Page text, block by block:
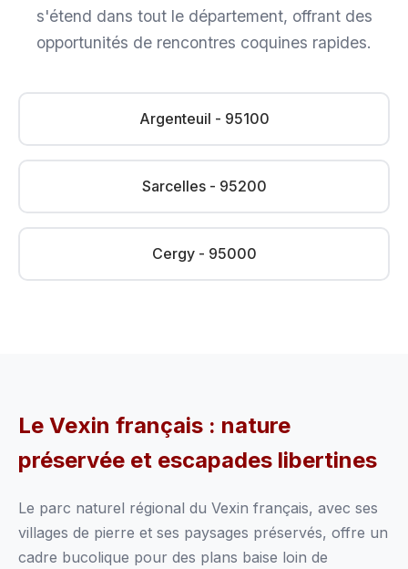
s'étend dans tout le département, offrant des
opportunités de rencontres coquines rapides.
Argenteuil - 95100
Sarcelles - 95200
Cergy - 95000
Le Vexin français : nature
préservée et escapades libertines
Le parc naturel régional du Vexin français, avec ses
villages de pierre et ses paysages préservés, offre un
cadre bucolique pour des plans baise loin de